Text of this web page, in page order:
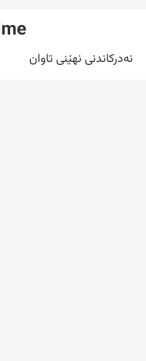
نەدرکاندنی نهێنی تاوان